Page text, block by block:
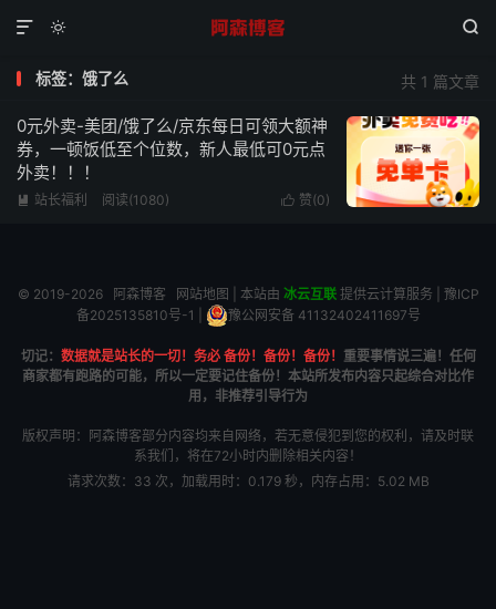
 

共 1 篇文章
标签：饿了么
0元外卖-美团/饿了么/京东每日可领大额神
券，一顿饭低至个位数，新人最低可0元点
外卖！！！
 赞(0)
 站长福利 阅读(1080)
© 2019-2026 阿森博客 网站地图 | 本站由 冰云互联提供云计算服务 | 豫ICP
备2025135810号-1
豫公网安备 41132402411697号
切记： 数据就是站长的一切！务必 备份！备份！备份！ 重要事情说三遍！任何
商家都有跑路的可能，所以一定要记住备份！本站所发布内容只起综合对比作
用，非推荐引导行为
版权声明：阿森博客部分内容均来自网络，若无意侵犯到您的权利，请及时联
系我们，将在72小时内删除相关内容！
请求次数：33 次，加载用时：0.179 秒，内存占用：5.02 MB